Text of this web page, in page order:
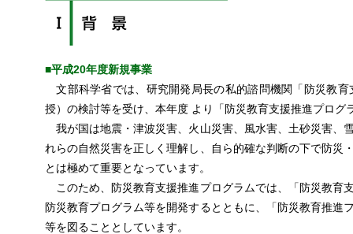
■平成20年度新規事業
文部科学省では、研究開発局長の私的諮問機関「防災教
授）の検討等を受け、本年度 より「防災教育支援推進プログ
我が国は地震・津波災害、火山災害、風水害、土砂災害、
れらの自然災害を正しく理解し、自ら的確な判断の下で防災
とは極めて重要となっています。
このため、防災教育支援推進プログラムでは、「防災教育
防災教育プログラム等を開発するとともに、「防災教育推
等を図ることとしています。